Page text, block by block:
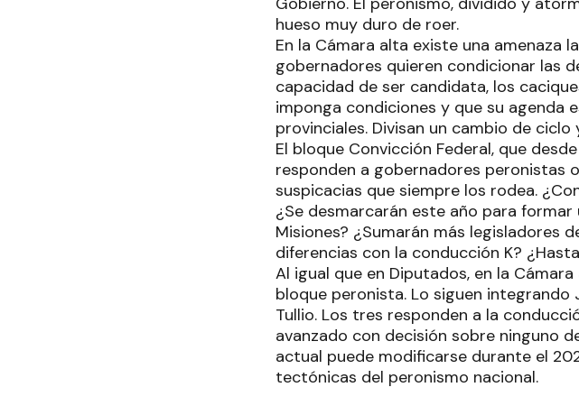
hueso muy duro de roer.
En la Cámara alta existe una amenaza
gobernadores quieren condicionar las
capacidad de ser candidata, los
imponga condiciones y que su agenda
provinciales. Divisan un cambio de
El bloque Convicción Federal, que
responden a gobernadores peronistas
suspicacias que siempre los rodea.
¿Se desmarcarán este año para
Misiones? ¿Sumarán más legisladores
diferencias con la conducción K?
Al igual que en Diputados, en la
bloque peronista. Lo siguen integrando
Tullio. Los tres responden a la
avanzado con decisión sobre ninguno
actual puede modificarse durante el
tectónicas del peronismo nacional.